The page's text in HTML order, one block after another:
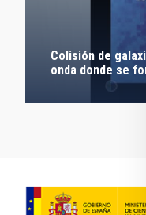
Colisión de
onda donde se